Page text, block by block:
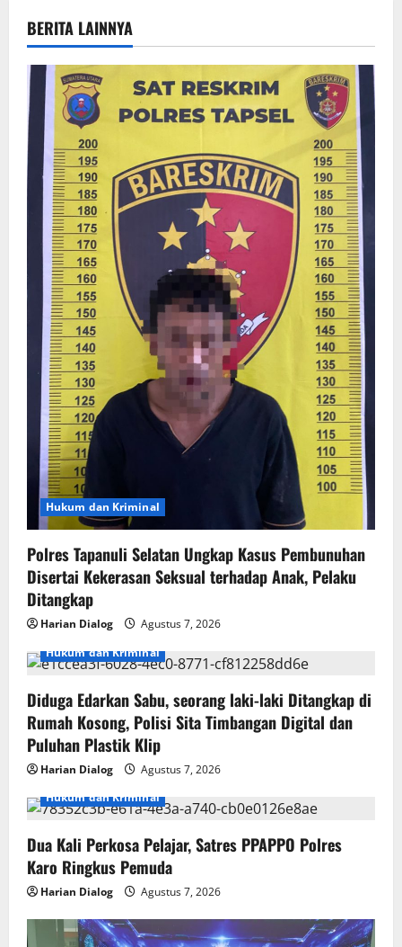
BERITA LAINNYA
Hukum dan Kriminal
Polres Tapanuli Selatan Ungkap Kasus Pembunuhan
Disertai Kekerasan Seksual terhadap Anak, Pelaku
Ditangkap
Harian Dialog
Agustus 7, 2026
Hukum dan Kriminal
Diduga Edarkan Sabu, seorang laki-laki Ditangkap di
Rumah Kosong, Polisi Sita Timbangan Digital dan
Puluhan Plastik Klip
Harian Dialog
Agustus 7, 2026
Hukum dan Kriminal
Dua Kali Perkosa Pelajar, Satres PPAPPO Polres
Karo Ringkus Pemuda
Harian Dialog Agustus 7, 2026